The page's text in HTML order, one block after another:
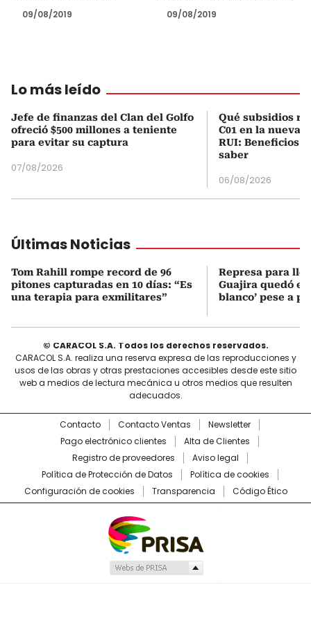
09/08/2019 09/08/2019
Lo más leído
Jefe de finanzas del Clan del Golfo
ofreció $500 millones a teniente
para evitar su captura
07/08/2026
Qué subsidios
C01 en la nueva
RUI: Beneficios
saber
06/08/2026
Últimas Noticias
Tom Rahill rompe record de 96
pitones capturadas en 10 días: “Es
una terapia para exmilitares”
Represa para
Guajira quedó en
blanco’ pese a
© CARACOL S.A. Todos los derechos reservados.
CARACOL S.A. realiza una reserva expresa de las reproducciones y
usos de las obras y otras prestaciones accesibles desde este sitio
web a medios de lectura mecánica u otros medios que resulten
adecuados.
Contacto Contacto Ventas
Newsletter
Pago electrónico clientes
Alta de Clientes
Registro de proveedores
Aviso legal
Política de Protección de Datos
Política de cookies
Configuración de cookies
Transparencia Código Ético